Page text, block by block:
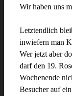
Wir haben uns
Letztendlich
inwiefern man
Wer jetzt aber
darf den 19.
Wochenende
Besucher auf